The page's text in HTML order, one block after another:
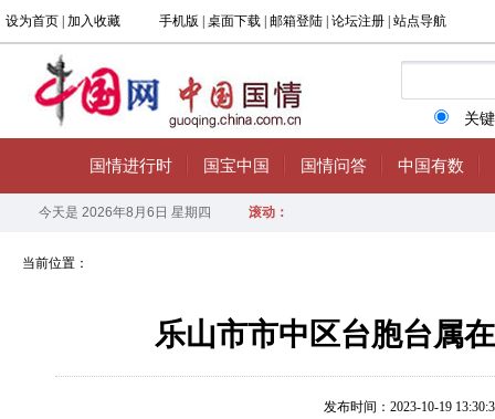
当前位置：
乐山市市中区台胞台属
发布时间：2023-10-19